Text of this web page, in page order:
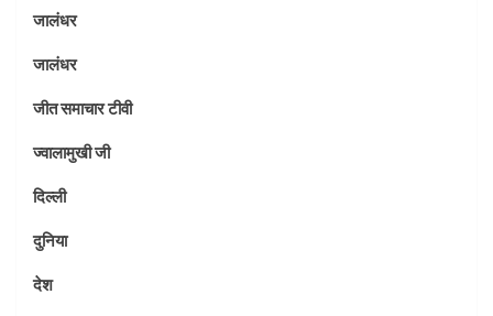
जालंधर
जालंधर
जीत समाचार टीवी
ज्वालामुखी जी
दिल्ली
दुनिया
देश